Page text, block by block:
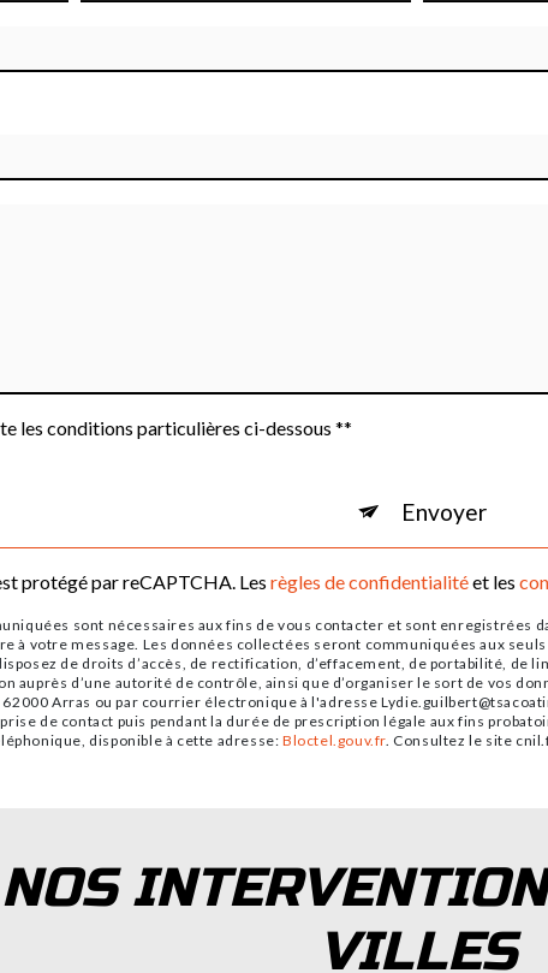
les conditions particulières ci-dessous **
Envoyer
protégé par reCAPTCHA. Les règles de confidentialitéet les
sont nécessaires aux fins de vous contacter et sont enregistrées
à votre message. Les données collectées seront communiquées aux
de droits d’accès, de rectification, d’effacement, de portabilité,
auprès d’une autorité de contrôle, ainsi que d’organiser le sort de vos
Arras ou par courrier électronique à l'adresse
de contact puis pendant la durée de prescription légale aux fins
disponible à cette adresse:Bloctel.gouv.fr . Consultez le site
NOS
VILLES